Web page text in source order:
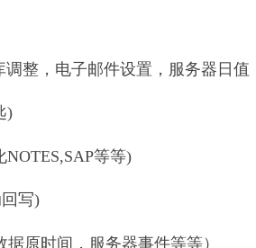
，电子邮件设置，服务器日值
)
等等)
写)
原时间，服务器事件等等）